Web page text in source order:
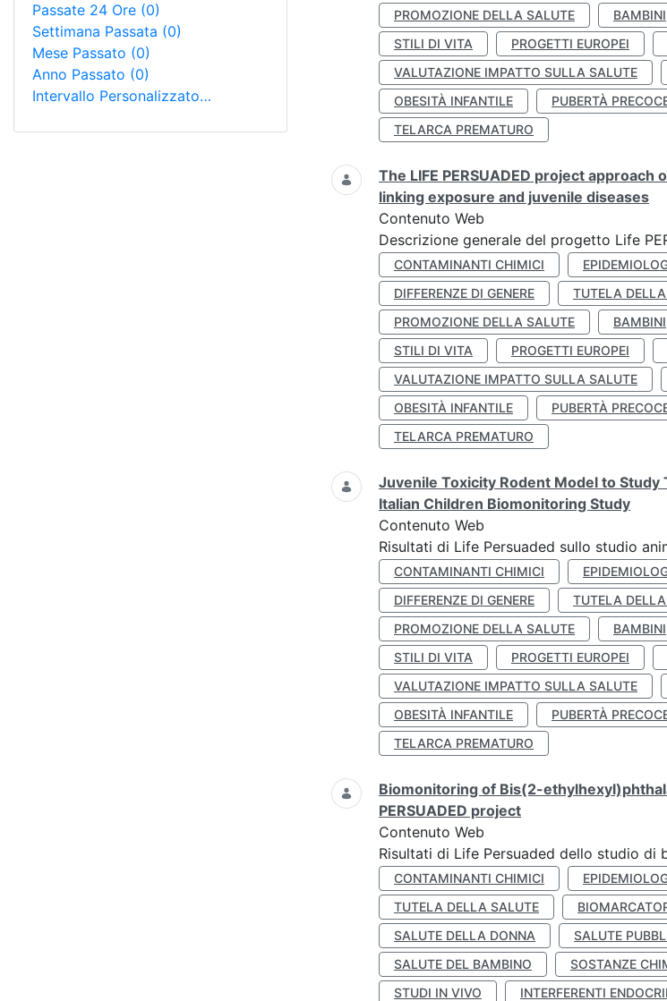
Passate 24 Ore (0)
Settimana Passata (0)
Mese Passato (0)
Anno Passato (0)
Intervallo Personalizzato…
PROMOZIONE DELLA SALUTE
BAMBINI
STILI DI VITA
PROGETTI EUROPEI
VALUTAZIONE IMPATTO SULLA SALUTE
OBESITÀ INFANTILE
PUBERTÀ
TELARCA PREMATURO
The LIFE PERSUADED project
linking exposure and juvenile diseases
Contenuto Web
Descrizione generale del progetto Life
CONTAMINANTI CHIMICI
DIFFERENZE DI GENERE
TUTELA
PROMOZIONE DELLA SALUTE
BAMBINI
STILI DI VITA
PROGETTI EUROPEI
VALUTAZIONE IMPATTO SULLA SALUTE
OBESITÀ INFANTILE
PUBERTÀ
TELARCA PREMATURO
Juvenile Toxicity Rodent Model to
Italian Children Biomonitoring Study
Contenuto Web
Risultati di Life Persuaded sullo studio
CONTAMINANTI CHIMICI
DIFFERENZE DI GENERE
TUTELA
PROMOZIONE DELLA SALUTE
BAMBINI
STILI DI VITA
PROGETTI EUROPEI
VALUTAZIONE IMPATTO SULLA SALUTE
OBESITÀ INFANTILE
PUBERTÀ
TELARCA PREMATURO
Biomonitoring of Bis(2-
PERSUADED project
Contenuto Web
Risultati di Life Persuaded dello studio di
CONTAMINANTI CHIMICI
TUTELA DELLA SALUTE
SALUTE DELLA DONNA
SALUTE
SALUTE DEL BAMBINO
SOSTANZE
STUDI IN VIVO
INTERFERENTI